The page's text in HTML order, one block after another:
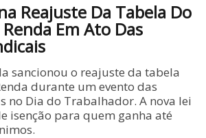
Reajuste Da Tabela Do
Em Ato Das
sancionou o reajuste da tabela
durante um evento das
no Dia do Trabalhador. A nova lei
isenção para quem ganha até